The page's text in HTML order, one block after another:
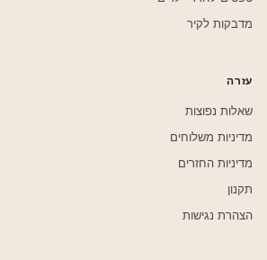
מדבקות לקיר
עזרה
שאלות נפוצות
מדיניות משלוחים
מדיניות החזרים
תקנון
הצהרת נגישות